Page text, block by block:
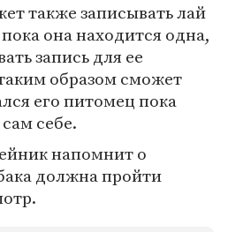
также записывать лай
она находится одна,
запись для ее
образом сможет
его питомец пока
себе.
напомнит о
должна пройти